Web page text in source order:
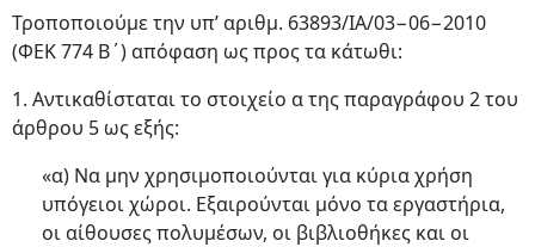
Τροποποιούμε την υπ’ αριθμ. 63893/ΙΑ/03−06−2010
(ΦΕΚ 774 Β΄) απόφαση ως προς τα κάτωθι:
1. Αντικαθίσταται το στοιχείο α της παραγράφου 2 του
άρθρου 5 ως εξής:
«α) Να μην χρησιμοποιούνται για κύρια χρήση
υπόγειοι χώροι. Εξαιρούνται μόνο τα εργαστήρια,
οι αίθουσες πολυμέσων, οι βιβλιοθήκες και οι